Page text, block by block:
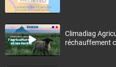
Climadiag
réchauffement